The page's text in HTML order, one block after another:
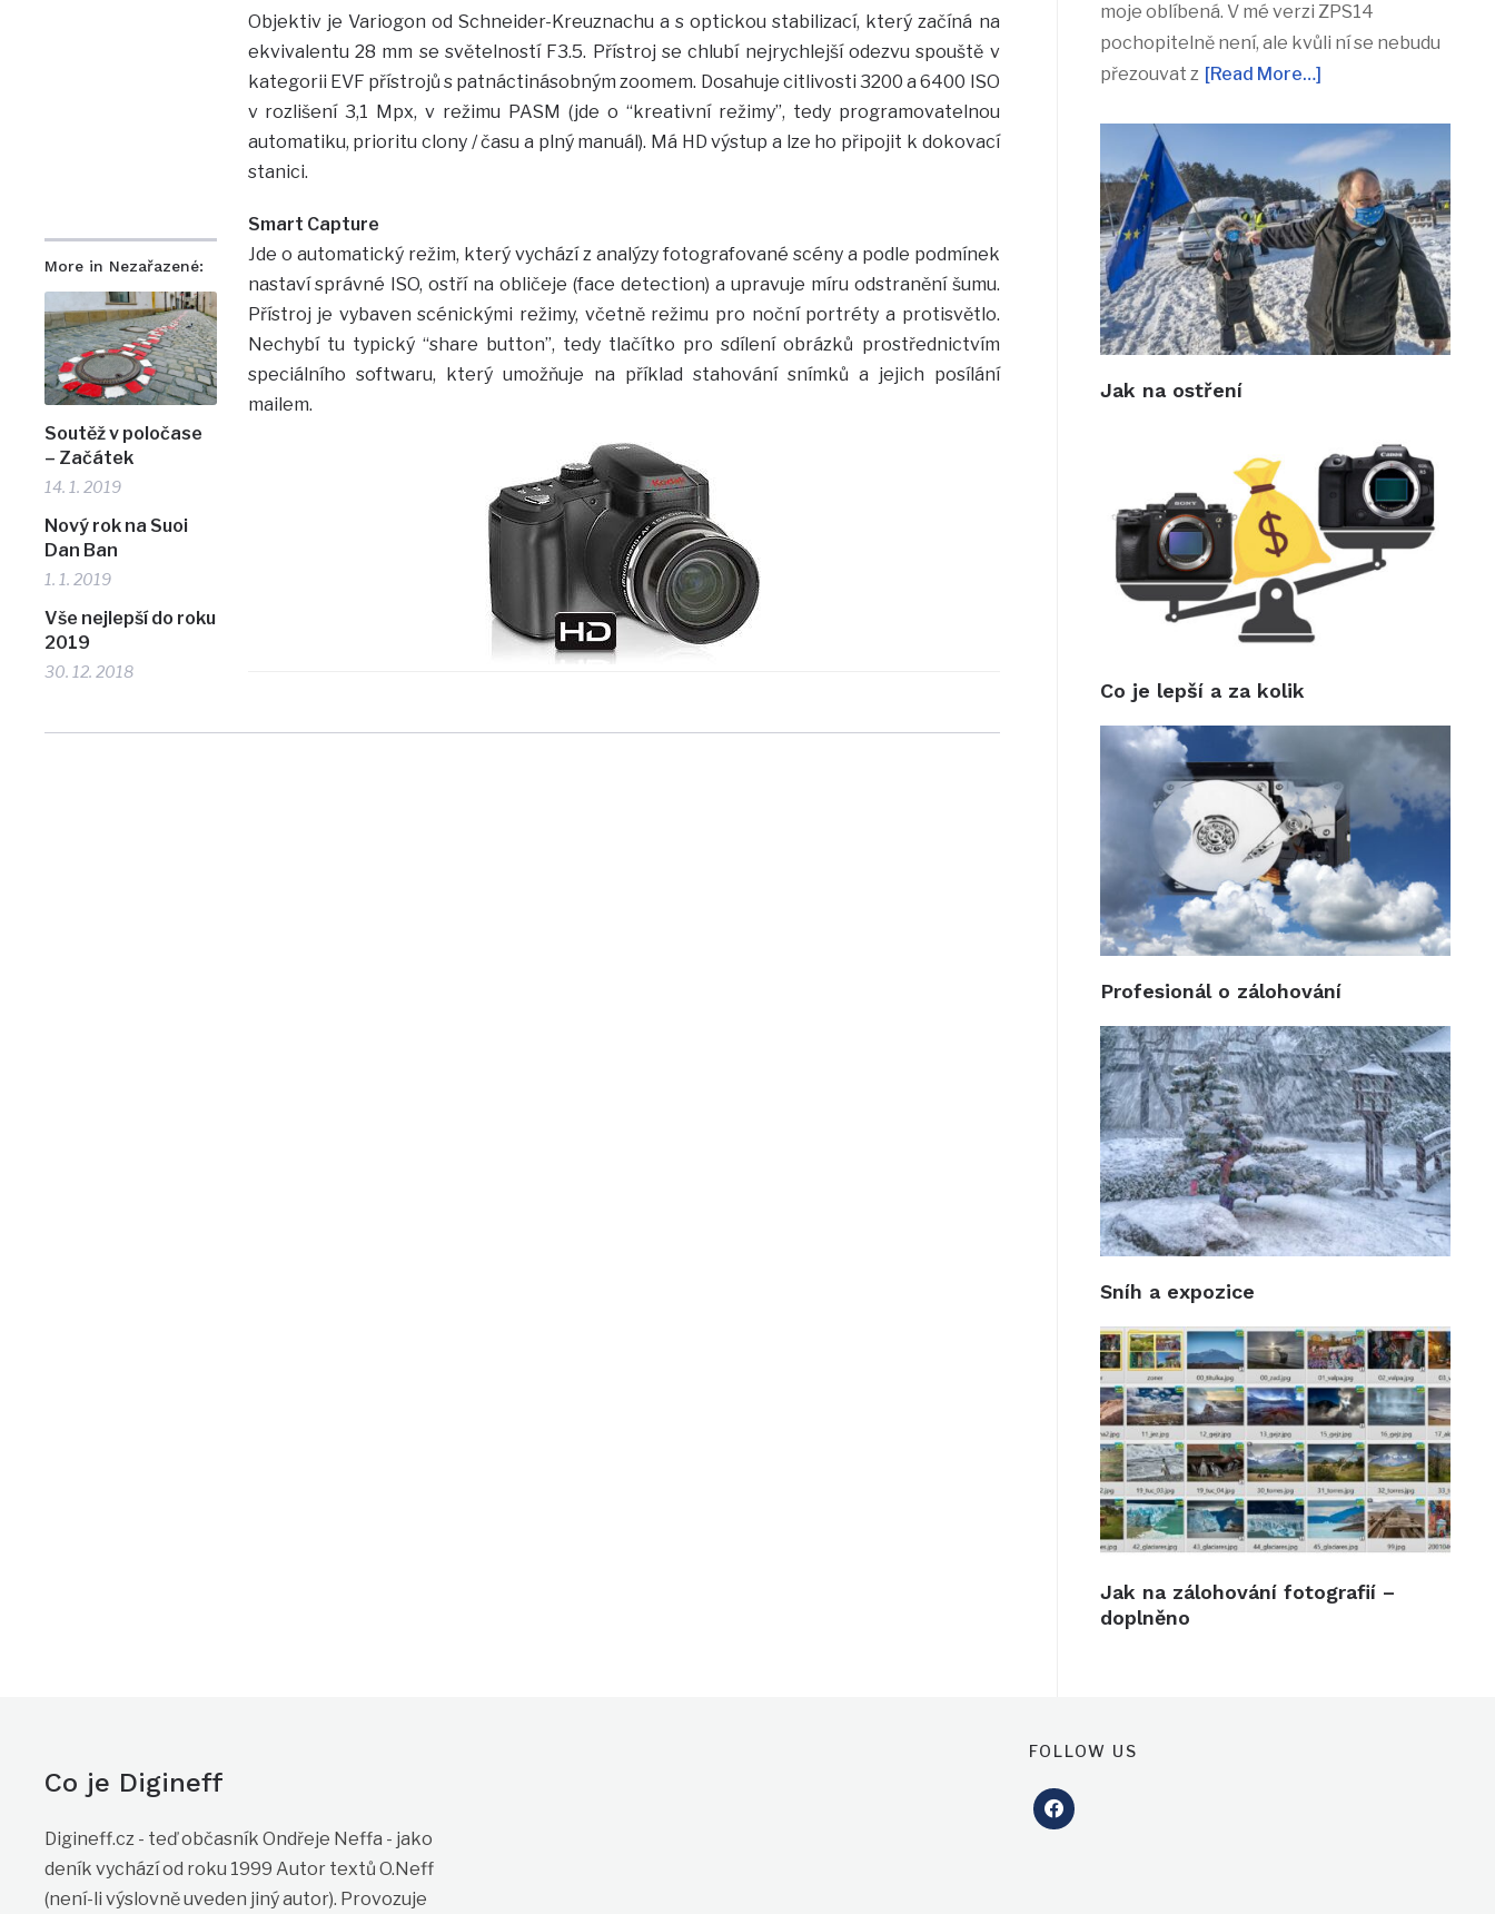
More in Nezařazené:
Soutěž v poločase
– Začátek
14. 1. 2019
Nový rok na Suoi
Dan Ban
1. 1. 2019
Vše nejlepší do roku
2019
30. 12. 2018
Objektiv je Variogon od Schneider-Kreuznachu a s optickou stabilizací, který začíná na
ekvivalentu 28 mm se světelností F3.5. Přístroj se chlubí nejrychlejší odezvu spouště v
kategorii EVF přístrojů s patnáctinásobným zoomem. Dosahuje citlivosti 3200 a 6400 ISO
v rozlišení 3,1 Mpx, v režimu PASM (jde o “kreativní režimy”, tedy programovatelnou
automatiku, prioritu clony / času a plný manuál). Má HD výstup a lze ho připojit k dokovací
stanici.
Smart Capture
Jde o automatický režim, který vychází z analýzy fotografované scény a podle podmínek
nastaví správné ISO, ostří na obličeje (face detection) a upravuje míru odstranění šumu.
Přístroj je vybaven scénickými režimy, včetně režimu pro noční portréty a protisvětlo.
Nechybí tu typický “share button”, tedy tlačítko pro sdílení obrázků prostřednictvím
speciálního softwaru, který umožňuje na příklad stahování snímků a jejich posílání
mailem.
moje oblíbená. V mé verzi ZPS14
pochopitelně není, ale kvůli ní se nebudu
přezouvat z [Read More…]
Jak na ostření
Co je lepší a za kolik
Profesionál o zálohování
Sníh a expozice
Jak na zálohování fotografií –
doplněno
Co je Digineff
Digineff.cz - teď občasník Ondřeje Neffa - jako
deník vychází od roku 1999 Autor textů O.Neff
(není-li výslovně uveden jiný autor). Provozuje
FOLLOW US
facebook